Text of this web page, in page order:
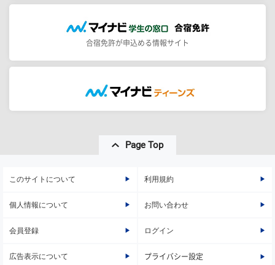
合宿免許が申込める情報サイト
Page Top
このサイトについて 利用規約
個人情報について お問い合わせ
会員登録 ログイン
広告表示について プライバシー設定